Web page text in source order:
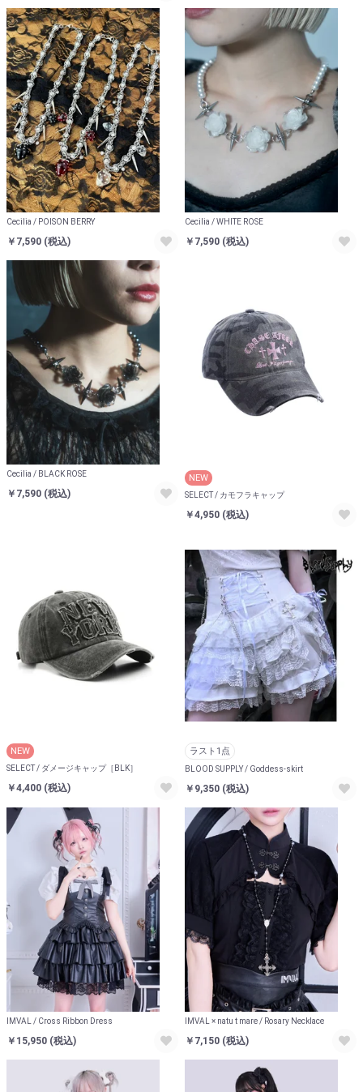
Cecilia / POISON BERRY
￥7,590 (税込)
Cecilia / WHITE ROSE
￥7,590 (税込)
Cecilia / BLACK ROSE
￥7,590 (税込)
NEW
SELECT / カモフラキャップ
￥4,950 (税込)
NEW
SELECT / ダメージキャップ［BLK］
￥4,400 (税込)
ラスト1点
BLOOD SUPPLY / Goddess-skirt
￥9,350 (税込)
IMVAL / Cross Ribbon Dress
￥15,950 (税込)
IMVAL × natu t mare / Rosary Necklace
￥7,150 (税込)